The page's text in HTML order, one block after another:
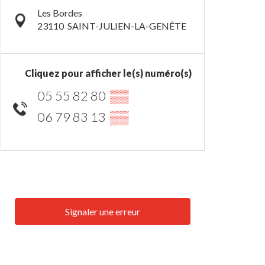
Les Bordes
23110 SAINT-JULIEN-LA-GENÊTE
Cliquez pour afficher le(s) numéro(s)
05 55 82 80 ▒▒
06 79 83 13 ▒▒
Signaler une erreur